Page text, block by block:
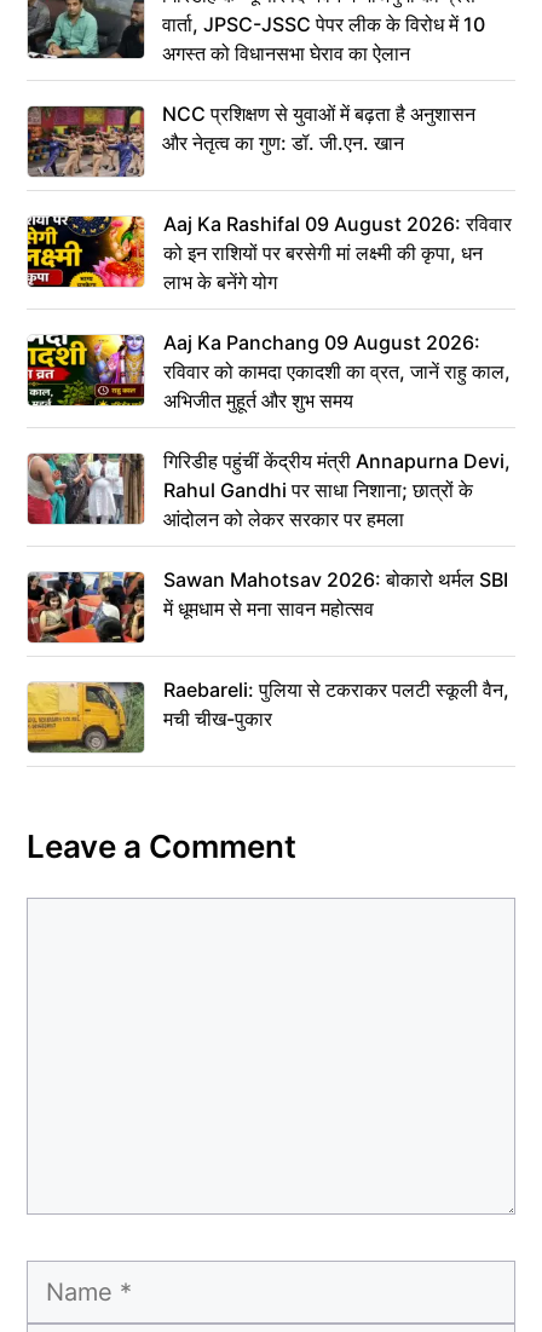
वार्ता, JPSC-JSSC पेपर लीक के विरोध में 10
अगस्त को विधानसभा घेराव का ऐलान
NCC प्रशिक्षण से युवाओं में बढ़ता है अनुशासन
और नेतृत्व का गुण: डॉ. जी.एन. खान
Aaj Ka Rashifal 09 August 2026: रविवार
को इन राशियों पर बरसेगी मां लक्ष्मी की कृपा, धन
लाभ के बनेंगे योग
Aaj Ka Panchang 09 August 2026:
रविवार को कामदा एकादशी का व्रत, जानें राहु काल,
अभिजीत मुहूर्त और शुभ समय
गिरिडीह पहुंचीं केंद्रीय मंत्री Annapurna Devi,
Rahul Gandhi पर साधा निशाना; छात्रों के
आंदोलन को लेकर सरकार पर हमला
Sawan Mahotsav 2026: बोकारो थर्मल SBI
में धूमधाम से मना सावन महोत्सव
Raebareli: पुलिया से टकराकर पलटी स्कूली वैन,
मची चीख-पुकार
Leave a Comment
Name